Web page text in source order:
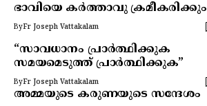
ഭാവിയെ കർത്താവു ക്രമീകരിക്കും
ByFr Joseph Vattakalam
“സാവധാനം പ്രാർത്ഥിക്കുക
സമയമെടുത്ത് പ്രാർത്ഥിക്കുക”
ByFr Joseph Vattakalam
അമ്മയുടെ കരുണയുടെ സന്ദേശം